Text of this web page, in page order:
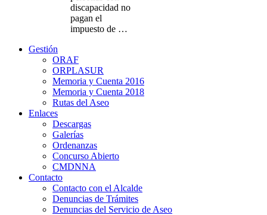
discapacidad no
pagan el
impuesto de …
Gestión
ORAF
ORPLASUR
Memoria y Cuenta 2016
Memoria y Cuenta 2018
Rutas del Aseo
Enlaces
Descargas
Galerías
Ordenanzas
Concurso Abierto
CMDNNA
Contacto
Contacto con el Alcalde
Denuncias de Trámites
Denuncias del Servicio de Aseo